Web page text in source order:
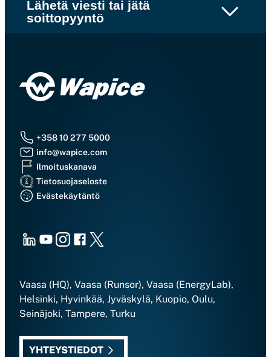
Lähetä viesti tai jätä
soittopyyntö
+358 10 277 5000
info@wapice.com
Ilmoituskanava
Tietosuojaseloste
Evästekäytäntö
LinkedInYoutubeInstagram
Facebook
X
Vaasa (HQ), Vaasa (Runsor), Vaasa (EnergyLab),
Helsinki, Hyvinkää, Jyväskylä, Kuopio, Oulu,
Seinäjoki, Tampere, Turku
YHTEYSTIEDOT